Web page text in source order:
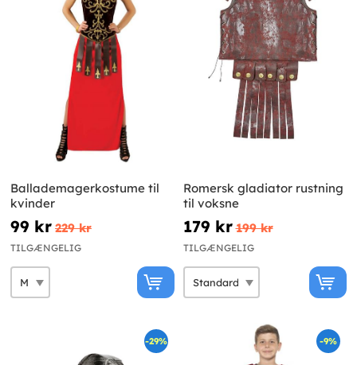
Ballademagerkostume til
kvinder
99 kr 229 kr
TILGÆNGELIG
Romersk gladiator rustning
til voksne
179 kr 199 kr
TILGÆNGELIG
-29% -9%